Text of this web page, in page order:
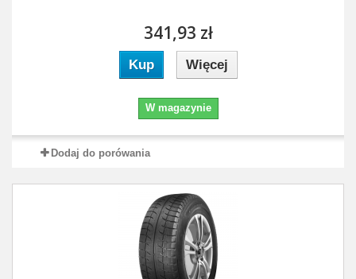
341,93 zł
Kup Więcej
W magazynie
Dodaj do porówania